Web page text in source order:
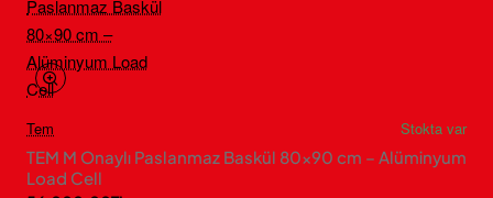
Tem
Stokta var
TEM M Onaylı Paslanmaz Baskül 80×90 cm – Alüminyum
Load Cell